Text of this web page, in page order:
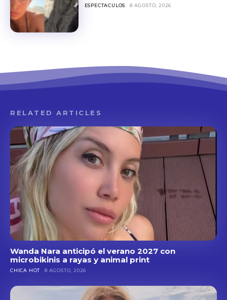
ESPECTACULOS 8 AGOSTO, 2026
RELATED ARTICLES
Wanda Nara anticipó el verano 2027 con
microbikinis a rayas y animal print
CHICA HOT 8 AGOSTO, 2026